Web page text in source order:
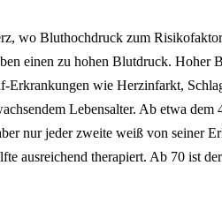
wo Bluthochdruck zum
einen zu hohen Blutdruck. Hoher
Erkrankungen wie Herzinfarkt,
Lebensalter. Ab etwa dem
nur jeder zweite weiß von seiner
ausreichend therapiert. Ab 70 ist